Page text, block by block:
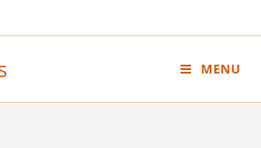
MENU